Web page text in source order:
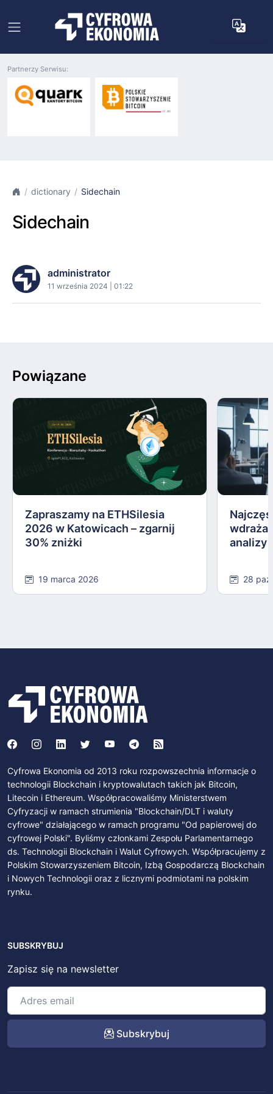
Partnerzy Serwisu:
dictionary Sidechain
Sidechain
administrator
11 września 2024 | 01:22
Powiązane
Zapraszamy na ETHSilesia
2026 w Katowicach – zgarnij
30% zniżki
19 marca 2026
analizy
28
Cyfrowa Ekonomia od 2013 roku rozpowszechnia informacje o
technologii Blockchain i kryptowalutach takich jak Bitcoin,
Litecoin i Ethereum. Współpracowaliśmy Ministerstwem
Cyfryzacji w ramach strumienia "Blockchain/DLT i waluty
cyfrowe" działającego w ramach programu "Od papierowej do
cyfrowej Polski". Byliśmy członkami Zespołu Parlamentarnego
ds. Technologii Blockchain i Walut Cyfrowych. Współpracujemy z
Polskim Stowarzyszeniem Bitcoin, Izbą Gospodarczą Blockchain
i Nowych Technologii oraz z licznymi podmiotami na polskim
rynku.
SUBSKRYBUJ
Zapisz się na newsletter
Subskrybuj